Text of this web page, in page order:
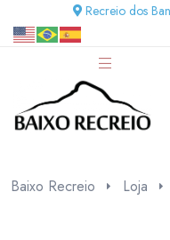
Recreio dos
Baixo Recreio Loja